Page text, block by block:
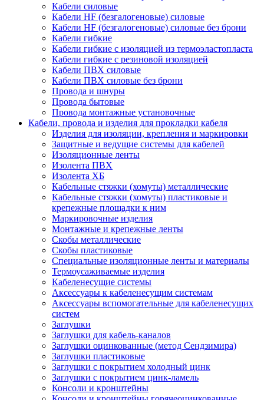
Кабели силовые
Кабели HF (безгалогеновые) силовые
Кабели HF (безгалогеновые) силовые без брони
Кабели гибкие
Кабели гибкие с изоляцией из термоэластопласта
Кабели гибкие с резиновой изоляцией
Кабели ПВХ силовые
Кабели ПВХ силовые без брони
Провода и шнуры
Провода бытовые
Провода монтажные установочные
Кабели, провода и изделия для прокладки кабеля
Изделия для изоляции, крепления и маркировки
Защитные и ведущие системы для кабелей
Изоляционные ленты
Изолента ПВХ
Изолента ХБ
Кабельные стяжки (хомуты) металлические
Кабельные стяжки (хомуты) пластиковые и
крепежные площадки к ним
Маркировочные изделия
Монтажные и крепежные ленты
Скобы металлические
Скобы пластиковые
Специальные изоляционные ленты и материалы
Термоусаживаемые изделия
Кабеленесущие системы
Аксессуары к кабеленесущим системам
Аксессуары вспомогательные для кабеленесущих
систем
Заглушки
Заглушки для кабель-каналов
Заглушки оцинкованные (метод Сендзимира)
Заглушки пластиковые
Заглушки с покрытием холодный цинк
Заглушки с покрытием цинк-ламель
Консоли и кронштейны